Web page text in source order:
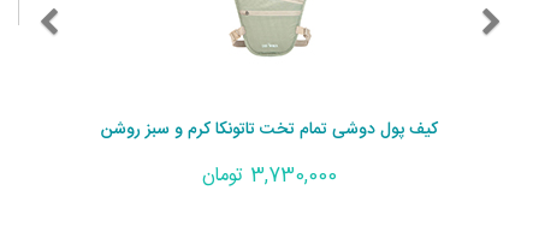
کیف پول دوشی تمام تخت تاتونکا کرم و سبز روشن
3,730,000 تومان